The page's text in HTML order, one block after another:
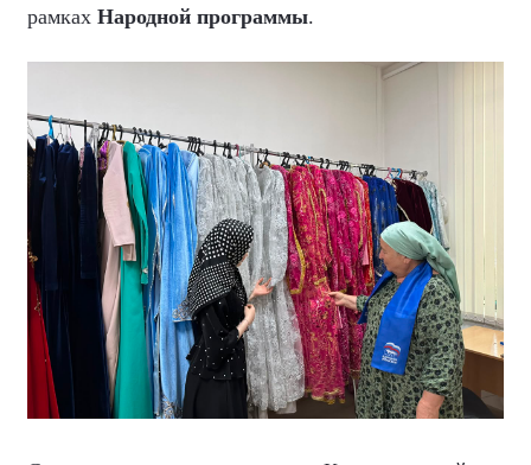
рамках Народной программы.